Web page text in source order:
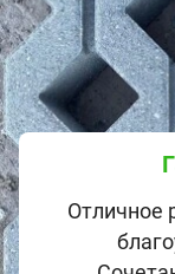
Отличное